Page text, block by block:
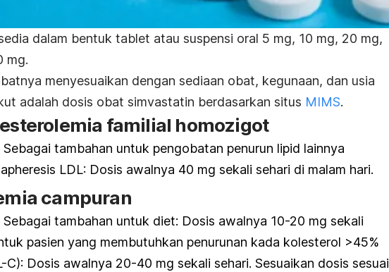
dalam bentuk tablet atau suspensi oral 5 mg, 10 mg, 20 mg,
mg.
menyesuaikan dengan sediaan obat, kegunaan, dan usia
adalah dosis obat simvastatin berdasarkan situs MIMS.
familial homozigot
Sebagai tambahan untuk pengobatan penurun lipid lainnya
LDL: Dosis awalnya 40 mg sekali sehari di malam hari.
campuran
Sebagai tambahan untuk diet: Dosis awalnya 10-20 mg sekali
pasien yang membutuhkan penurunan kada kolesterol >45%
C): Dosis awalnya 20-40 mg sekali sehari. Sesuaikan dosis sesuai